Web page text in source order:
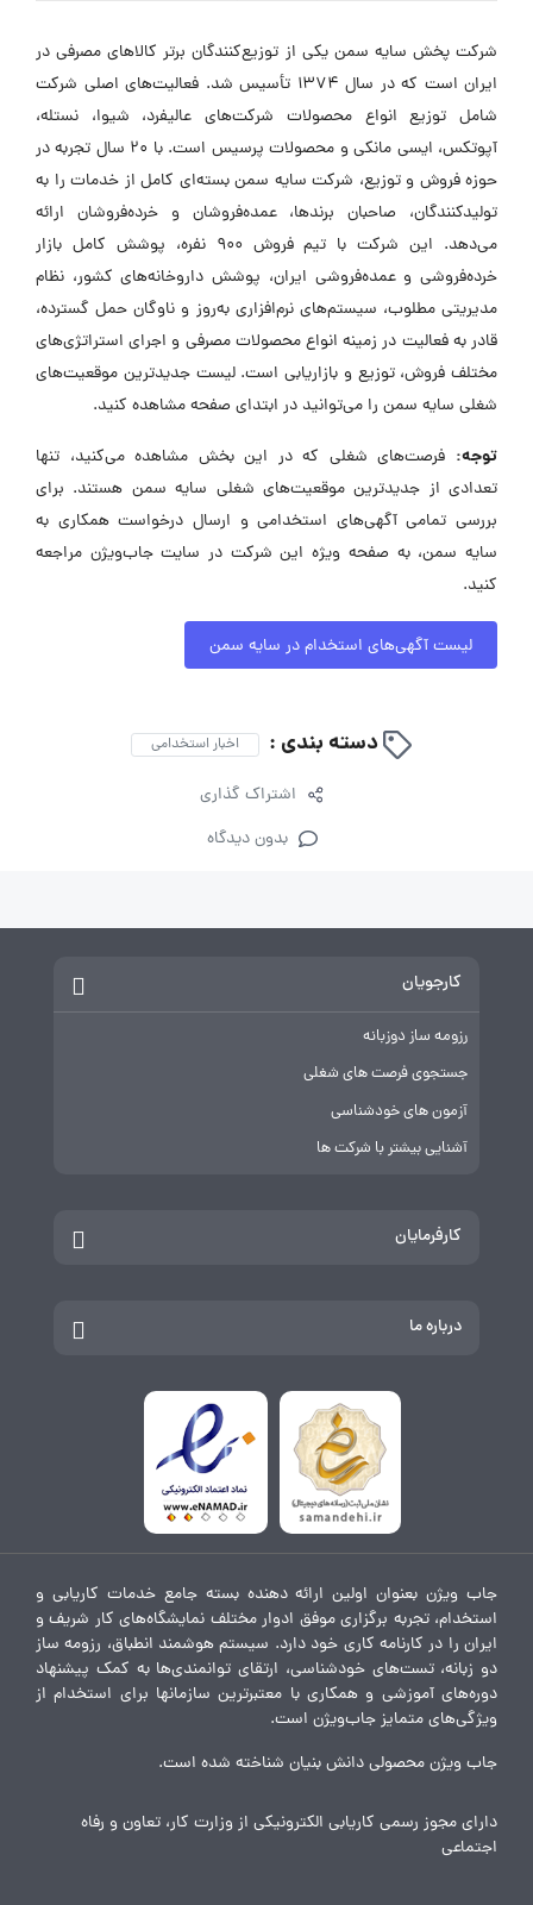
شرکت پخش سایه سمن یکی از توزیع‌کنندگان برتر کالاهای مصرفی در
ایران است که در سال 1374 تأسیس شد. فعالیت‌های اصلی شرکت
شامل توزیع انواع محصولات شرکت‌های عالیفرد، شیوا، نستله،
آپوتکس، ایسی مانکی و محصولات پرسیس است. با 20 سال تجربه در
حوزه فروش و توزیع، شرکت سایه سمن بسته‌ای کامل از خدمات را به
تولیدکنندگان، صاحبان برندها، عمده‌فروشان و خرده‌فروشان ارائه
می‌دهد. این شرکت با تیم فروش 900 نفره، پوشش کامل بازار
خرده‌فروشی و عمده‌فروشی ایران، پوشش داروخانه‌های کشور، نظام
مدیریتی مطلوب، سیستم‌های نرم‌افزاری به‌روز و ناوگان حمل گسترده،
قادر به فعالیت در زمینه انواع محصولات مصرفی و اجرای استراتژی‌های
مختلف فروش، توزیع و بازاریابی است. لیست جدیدترین موقعیت‌های
شغلی سایه سمن را می‌توانید در ابتدای صفحه مشاهده کنید.
توجه: فرصت‌های شغلی که در این بخش مشاهده می‌کنید، تنها
تعدادی از جدیدترین موقعیت‌های شغلی سایه سمن هستند. برای
بررسی تمامی آگهی‌های استخدامی و ارسال درخواست همکاری به
سایه سمن، به صفحه ویژه این شرکت در سایت جاب‌ویژن مراجعه
کنید.
لیست آگهی‌های استخدام در سایه سمن
دسته بندی : اخبار استخدامی
اشتراک گذاری
بدون دیدگاه
کارجویان
رزومه ساز دوزبانه
جستجوی فرصت های شغلی
آزمون های خودشناسی
آشنایی بیشتر با شرکت ها
کارفرمایان
درباره ما
جاب ویژن بعنوان اولین ارائه دهنده بسته جامع خدمات کاریابی و
استخدام، تجربه برگزاری موفق ادوار مختلف نمایشگاه‌های کار شریف و
ایران را در کارنامه کاری خود دارد. سیستم هوشمند انطباق، رزومه ساز
دو زبانه، تست‌های خودشناسی، ارتقای توانمندی‌ها به کمک پیشنهاد
دوره‌های آموزشی و همکاری با معتبرترین سازمانها برای استخدام از
ویژگی‌های متمایز جاب‌ویژن است.
جاب ویژن محصولی دانش بنیان شناخته شده است.
دارای مجوز رسمی کاریابی الکترونیکی از وزارت کار، تعاون و رفاه
اجتماعی